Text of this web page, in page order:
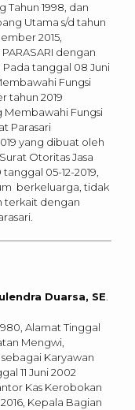
Tahun 1998, dan
Utama s/d tahun
2015,
dengan
tanggal 08 Juni
Fungsi
tahun 2019
Membawahi Fungsi
Parasari
yang dibuat oleh
Otoritas Jasa
05-12-2019,
berkeluarga, tidak
terkait dengan
Duarsa, SE.
Alamat Tinggal
Mengwi,
Karyawan
11 Juni 2002
Kas Kerobokan
Kepala Bagian